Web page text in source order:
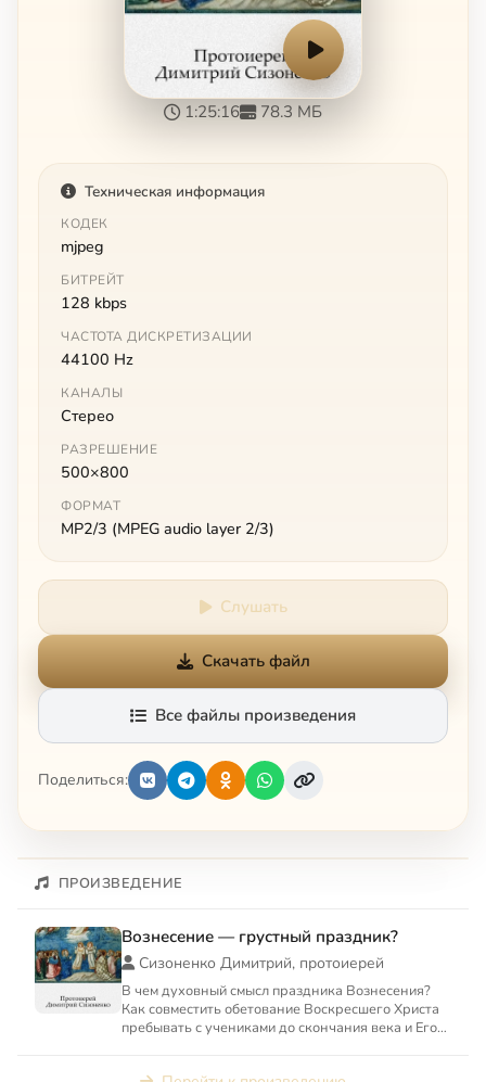
1:25:16 78.3 МБ
Техническая информация
КОДЕК
mjpeg
БИТРЕЙТ
128 kbps
ЧАСТОТА ДИСКРЕТИЗАЦИИ
44100 Hz
КАНАЛЫ
Стерео
РАЗРЕШЕНИЕ
500×800
ФОРМАТ
MP2/3 (MPEG audio layer 2/3)
Слушать
Скачать файл
Все файлы произведения
Поделиться:
ПРОИЗВЕДЕНИЕ
Вознесение — грустный праздник?
Сизоненко Димитрий, протоиерей
В чем духовный смысл праздника Вознесения?
Как совместить обетование Воскресшего Христа
пребывать с учениками до скончания века и Его